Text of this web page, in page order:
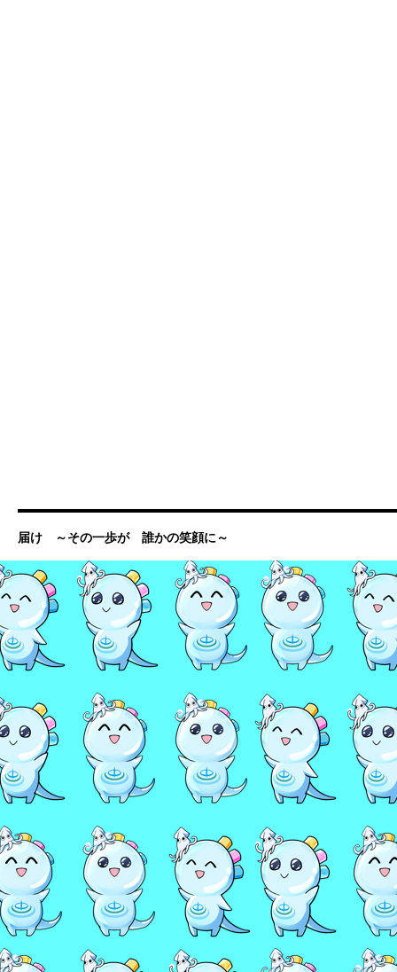
届け ～その一歩が 誰かの笑顔に～